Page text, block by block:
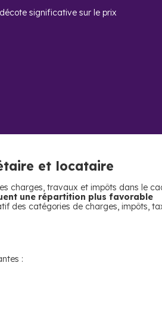
significative sur le prix
et locataire
charges, travaux et impôts dans le
une répartition plus favorable
des catégories de charges, impôts,
: